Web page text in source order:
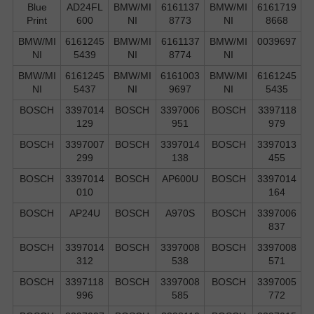
Blue
Print
AD24FL
600
BMW/MI
NI
6161137
8773
BMW/MI
NI
6161719
8668
BMW/MI
NI
6161245
5439
BMW/MI
NI
6161137
8774
BMW/MI
NI
0039697
BMW/MI
NI
6161245
5437
BMW/MI
NI
6161003
9697
BMW/MI
NI
6161245
5435
BOSCH
3397014
129
BOSCH
3397006
951
BOSCH
3397118
979
BOSCH
3397007
299
BOSCH
3397014
138
BOSCH
3397013
455
BOSCH
3397014
010
BOSCH AP600U BOSCH
3397014
164
BOSCH
AP24U BOSCH A970S BOSCH
3397006
837
BOSCH
3397014
312
BOSCH
3397008
538
BOSCH
3397008
571
BOSCH
3397118
996
BOSCH
3397008
585
BOSCH
3397005
772